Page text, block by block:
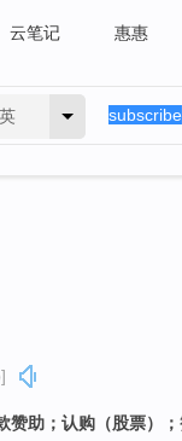
云笔记 惠惠
助；认购（股票）